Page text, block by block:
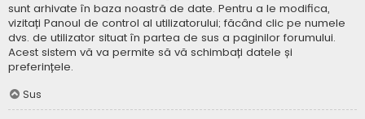
sunt arhivate în baza noastră de date. Pentru a le modifica,
vizitați Panoul de control al utilizatorului; făcând clic pe numele
dvs. de utilizator situat în partea de sus a paginilor forumului.
Acest sistem vă va permite să vă schimbați datele și
preferințele.
Sus